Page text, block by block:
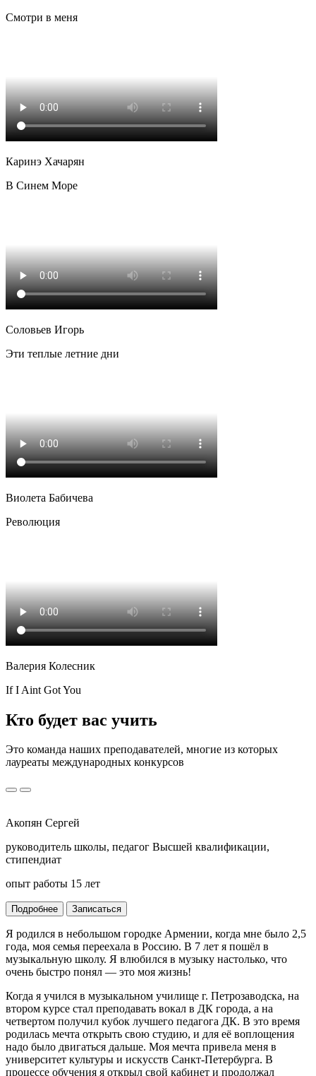
Смотри в меня
Каринэ Хачарян
В Синем Море
Соловьев Игорь
Эти теплые летние дни
Виолета Бабичева
Революция
Валерия Колесник
If I Aint Got You
Кто будет вас учить
Это команда наших преподавателей, многие из которых
лауреаты международных конкурсов
Акопян Сергей
руководитель школы, педагог Высшей квалификации,
стипендиат
опыт работы 15 лет
Подробнее Записаться
Я родился в небольшом городке Армении, когда мне было 2,5
года, моя семья переехала в Россию. В 7 лет я пошёл в
музыкальную школу. Я влюбился в музыку настолько, что
очень быстро понял — это моя жизнь!
Когда я учился в музыкальном училище г. Петрозаводска, на
втором курсе стал преподавать вокал в ДК города, а на
четвертом получил кубок лучшего педагога ДК. В это время
родилась мечта открыть свою студию, и для её воплощения
надо было двигаться дальше. Моя мечта привела меня в
университет культуры и искусств Санкт-Петербурга. В
процессе обучения я открыл свой кабинет и продолжал